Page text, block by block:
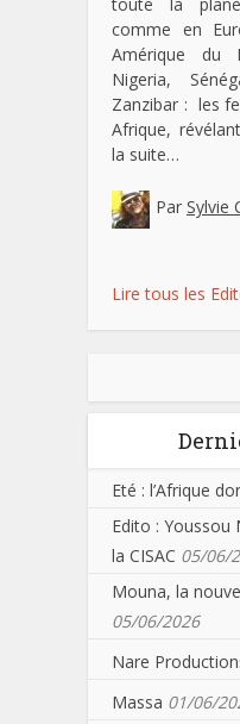
comme en
Amérique du
Nigeria,
Zanzibar : les
Afrique,
la suite…
Par Sylvie
Lire tous les
Eté : l’Afrique
Edito : Youssou
la CISAC 05/06/
Mouna, la
05/06/2026
Nare
Massa 01/06/